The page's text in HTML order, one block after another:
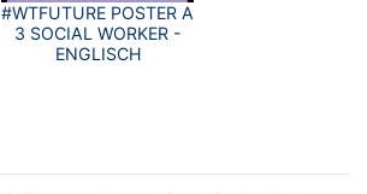
#WTFUTURE POSTER A
3 SOCIAL WORKER -
ENGLISCH